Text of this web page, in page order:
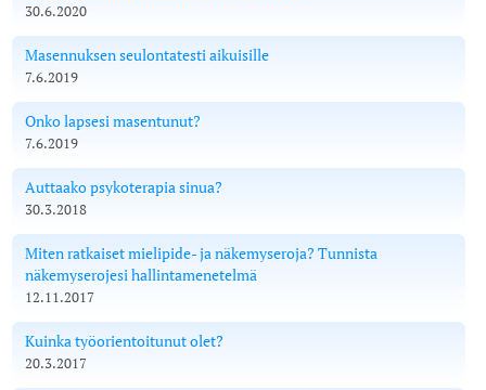
30.6.2020
Masennuksen seulontatesti aikuisille
7.6.2019
Onko lapsesi masentunut?
7.6.2019
Auttaako psykoterapia sinua?
30.3.2018
Miten ratkaiset mielipide- ja näkemyseroja? Tunnista
näkemyserojesi hallintamenetelmä
12.11.2017
Kuinka työorientoitunut olet?
20.3.2017